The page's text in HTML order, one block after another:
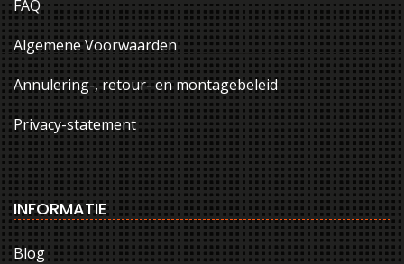
FAQ
Algemene Voorwaarden
Annulering-, retour- en montagebeleid
Privacy-statement
INFORMATIE
Blog